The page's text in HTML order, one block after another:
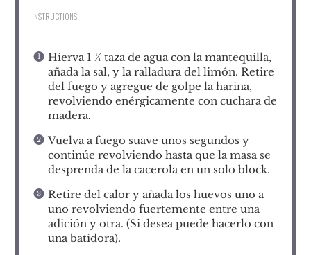
INSTRUCTIONS
Hierva 1 ¼ taza de agua con la mantequilla,
añada la sal, y la ralladura del limón. Retire
del fuego y agregue de golpe la harina,
revolviendo enérgicamente con cuchara de
madera.
Vuelva a fuego suave unos segundos y
continúe revolviendo hasta que la masa se
desprenda de la cacerola en un solo block.
Retire del calor y añada los huevos uno a
uno revolviendo fuertemente entre una
adición y otra. (Si desea puede hacerlo con
una batidora).